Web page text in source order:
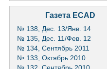
Газета ECAD
№ 138, Дес. 13/Янв. 14
№ 135, Дес. 11/Фев. 12
№ 134, Сентябрь 2011
№ 133, Октябрь 2010